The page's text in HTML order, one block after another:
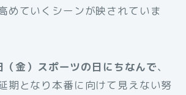
めていくシーンが映されていま
金）スポーツの日にちなんで、
期となり本番に向けて見えない努